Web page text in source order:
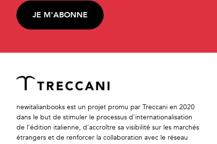
JE M'ABONNE
newitalianbooks est un projet promu par Treccani en 2020
dans le but de stimuler le processus d'internationalisation
de l'édition italienne, d'accroître sa visibilité sur les marchés
étrangers et de renforcer la collaboration avec le réseau